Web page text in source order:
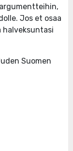
Jos et osaa
halveksuntasi
Suomen